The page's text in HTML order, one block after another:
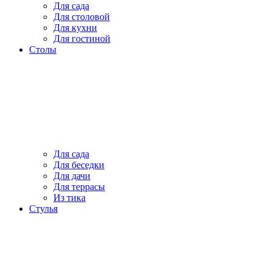
Для сада
Для столовой
Для кухни
Для гостиной
Столы
Для сада
Для беседки
Для дачи
Для террасы
Из тика
Стулья